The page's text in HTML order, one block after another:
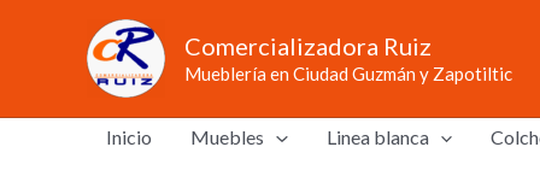
Comercializadora Ruiz
Mueblería en Ciudad Guzmán y Zapotiltic
Inicio Muebles Linea blanca